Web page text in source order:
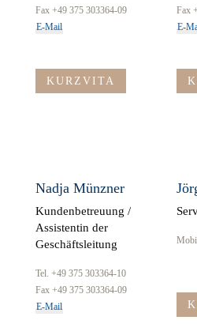
Fax +49 375 303364-09
E-Mail
KURZVITA
Fax
E-
Nadja Münzner
Kundenbetreuung /
Assistentin der​
Geschäftsleitung
Tel. +49 375 303364-10
Fax +49 375 303364-09
E-Mail